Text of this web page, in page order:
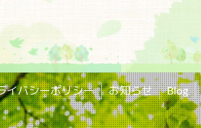
イバシーポリシー お知らせ Blog